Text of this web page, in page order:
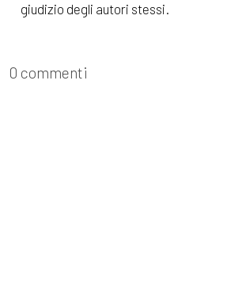
giudizio degli autori stessi.
0 commenti